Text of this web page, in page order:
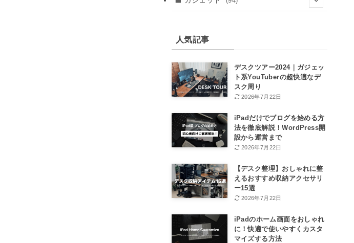
(12)
(46)
(15)
人気記事
デスクツアー2024｜ガジェッ
ト系YouTuberの超快適なデ
スク周り
2026年7月22日
iPadだけでブログを始める方
法を徹底解説！WordPress開
設から運営まで
2026年7月22日
【デスク整理】おしゃれに整
えるおすすめ収納アクセサリ
ー15選
2026年7月22日
iPadのホーム画面をおしゃれ
に！快適で使いやすくカスタ
マイズする方法